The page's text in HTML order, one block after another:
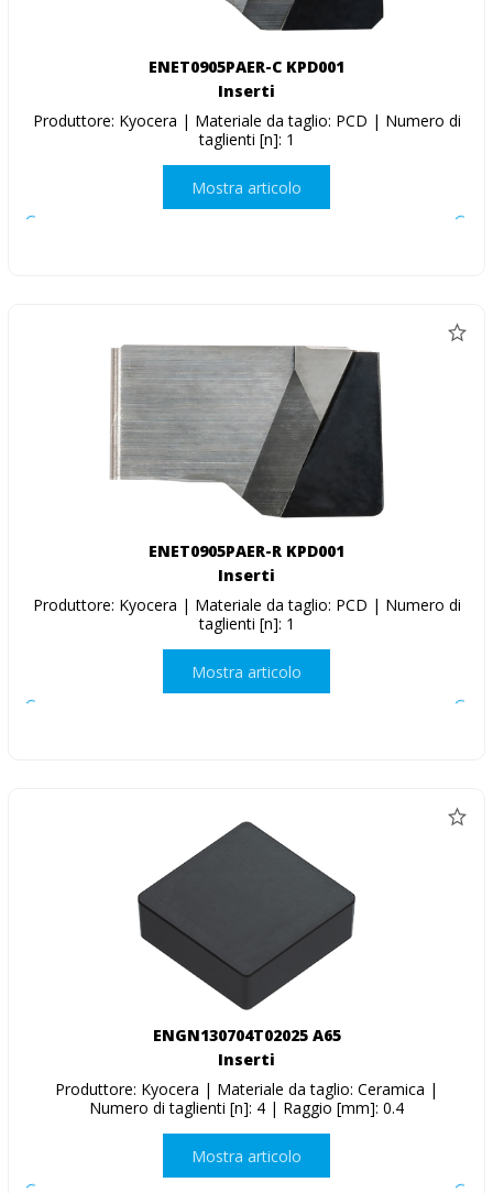
ENET0905PAER-C KPD001
Inserti
Produttore: Kyocera | Materiale da taglio: PCD | Numero di
taglienti [n]: 1
Mostra articolo
ENET0905PAER-R KPD001
Inserti
Produttore: Kyocera | Materiale da taglio: PCD | Numero di
taglienti [n]: 1
Mostra articolo
ENGN130704T02025 A65
Inserti
Produttore: Kyocera | Materiale da taglio: Ceramica |
Numero di taglienti [n]: 4 | Raggio [mm]: 0.4
Mostra articolo